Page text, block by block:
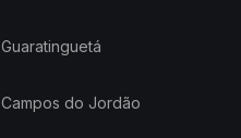
Guaratinguetá
Campos do Jordão